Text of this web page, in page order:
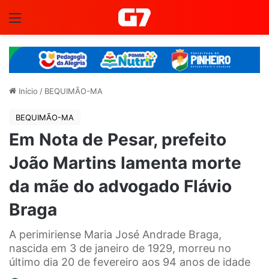
Início / BEQUIMÃO-MA
BEQUIMÃO-MA
Em Nota de Pesar, prefeito
João Martins lamenta morte
da mãe do advogado Flávio
Braga
A perimiriense Maria José Andrade Braga,
nascida em 3 de janeiro de 1929, morreu no
último dia 20 de fevereiro aos 94 anos de idade